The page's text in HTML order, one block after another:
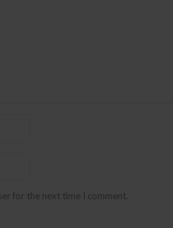
for the next time I comment.